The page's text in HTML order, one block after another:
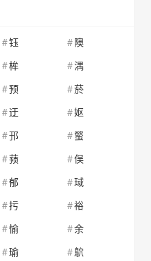
钰
隩
桙
湡
预
菸
迂
妪
邘
螸
蓣
俣
郁
琙
扝
裕
愉
余
瑜
鴥